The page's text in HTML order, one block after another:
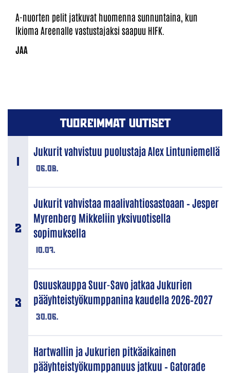
A-nuorten pelit jatkuvat huomenna sunnuntaina, kun
Ikioma Areenalle vastustajaksi saapuu HIFK.
TUOREIMMAT UUTISET
06.08.
Jukurit vahvistuu puolustaja Alex Lintuniemellä
10.07.
Jukurit vahvistaa maalivahtiosastoaan – Jesper
Myrenberg Mikkeliin yksivuotisella
sopimuksella
30.06.
Osuuskauppa Suur-Savo jatkaa Jukurien
pääyhteistyökumppanina kaudella 2026–2027
Hartwallin ja Jukurien pitkäaikainen
pääyhteistyökumppanuus jatkuu – Gatorade